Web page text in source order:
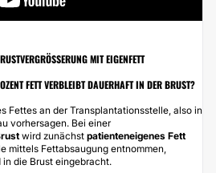
MIT EIGENFETT D
FETT VERBLEIBT DAUERHAFT IN DER BRUST?
Fettes an der Transplantationsstelle, also in
vorhersagen. Bei einer
wird zunächst patienteneigenes Fett
mittels Fettabsaugung entnommen,
die Brust eingebracht.